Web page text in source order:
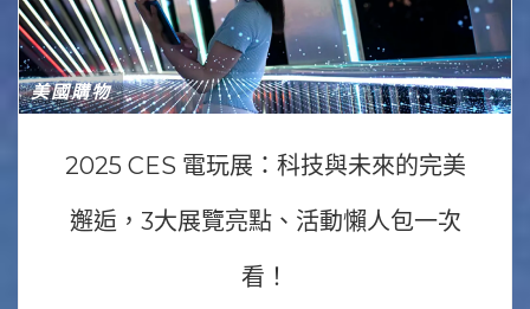
美國購物
2025 CES 電玩展：科技與未來的完美
邂逅，3大展覽亮點、活動懶人包一次
看！